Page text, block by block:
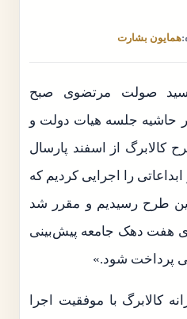
همایون بشارت
صولت مرتضوی صبح
دوم اسفند ۱۴۰۲ در حاشیه جلسه هیات دولت و
کالابرگ از اسفند پارسال
را اجرایی کردیم که
طرح رسیدیم و مقرر شد
هفت دهک جامعه پیش‌بینی
پرداخت شود.»
کالابرگ با موفقیت اجرا